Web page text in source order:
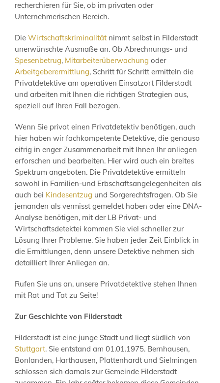
recherchieren für Sie, ob im privaten oder
Unternehmerischen Bereich.
Die Wirtschaftskriminalität nimmt selbst in Filderstadt
unerwünschte Ausmaße an. Ob Abrechnungs- und
Spesenbetrug, Mitarbeiterüberwachung oder
Arbeitgeberermittlung, Schritt für Schritt ermitteln die
Privatdetektive am operativen Einsatzort Filderstadt
und arbeiten mit Ihnen die richtigen Strategien aus,
speziell auf Ihren Fall bezogen.
Wenn Sie privat einen Privatdetektiv benötigen, auch
hier haben wir fachkompetente Detektive, die genauso
eifrig in enger Zusammenarbeit mit Ihnen Ihr anliegen
erforschen und bearbeiten. Hier wird auch ein breites
Spektrum angeboten. Die Privatdetektive ermitteln
sowohl in Familien-und Erbschaftsangelegenheiten als
auch bei Kindesentzug und Sorgerechtsfragen. Ob Sie
jemanden als vermisst gemeldet haben oder eine DNA-
Analyse benötigen, mit der LB Privat- und
Wirtschaftsdetektei kommen Sie viel schneller zur
Lösung Ihrer Probleme. Sie haben jeder Zeit Einblick in
die Ermittlungen, denn unsere Detektive nehmen sich
detailliert Ihrer Anliegen an.
Rufen Sie uns an, unsere Privatdetektive stehen Ihnen
mit Rat und Tat zu Seite!
Zur Geschichte von Filderstadt
Filderstadt ist eine junge Stadt und liegt südlich von
Stuttgart. Sie entstand am 01.01.1975. Bernhausen,
Bonlanden, Harthausen, Plattenhardt und Sielmingen
schlossen sich damals zur Gemeinde Filderstadt